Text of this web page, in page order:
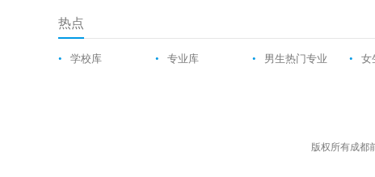
热点
• 学校库 • 专业库 • 男生热门专业 • 女
版权所有成都